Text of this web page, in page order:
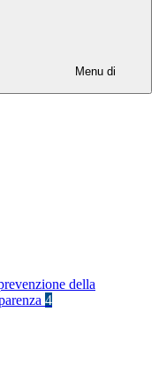
Menu di
della
4